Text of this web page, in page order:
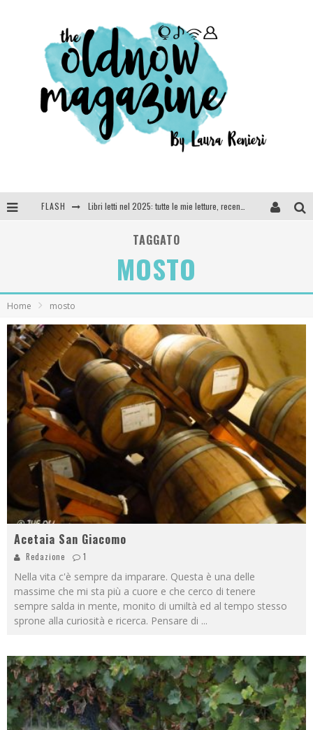
FLASH
SEE YOU AT 5 | Chanel
Libri letti nel 2025: tutte le mie letture, recensioni e giudizi
TAGGATO
MOSTO
Home mosto
Acetaia San Giacomo
Redazione 1
Nella vita c'è sempre da imparare. Questa è una delle
massime che mi sta più a cuore e che cerco di tenere
sempre salda in mente, monito di umiltà ed al tempo stesso
sprone alla curiosità e ricerca. Pensare di ...